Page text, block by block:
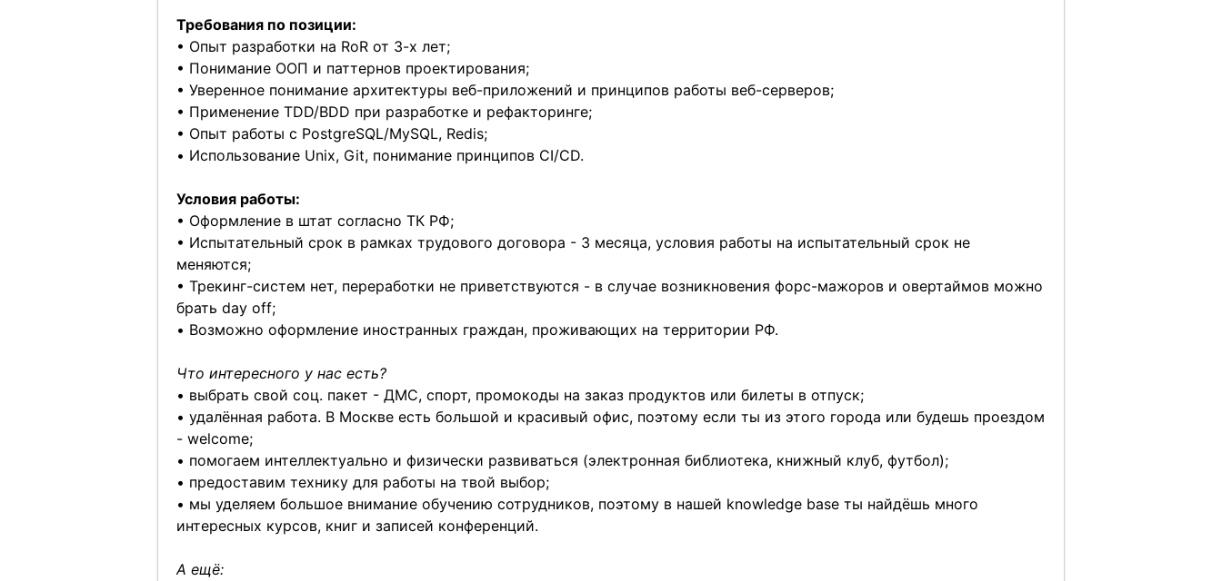
Требования по позиции:
• Опыт разработки на RoR от 3-х лет;
• Понимание ООП и паттернов проектирования;
• Уверенное понимание архитектуры веб-приложений и принципов работы веб-серверов;
• Применение TDD/BDD при разработке и рефакторинге;
• Опыт работы с PostgreSQL/MySQL, Redis;
• Использование Unix, Git, понимание принципов CI/CD.
Условия работы:
• Оформление в штат согласно ТК РФ;
• Испытательный срок в рамках трудового договора - 3 месяца, условия работы на испытательный срок не
меняются;
• Трекинг-систем нет, переработки не приветствуются - в случае возникновения форс-мажоров и овертаймов можно
брать day off;
• Возможно оформление иностранных граждан, проживающих на территории РФ.
Что интересного у нас есть?
• выбрать свой соц. пакет - ДМС, спорт, промокоды на заказ продуктов или билеты в отпуск;
• удалённая работа. В Москве есть большой и красивый офис, поэтому если ты из этого города или будешь проездом
- welcome;
• помогаем интеллектуально и физически развиваться (электронная библиотека, книжный клуб, футбол);
• предоставим технику для работы на твой выбор;
• мы уделяем большое внимание обучению сотрудников, поэтому в нашей knowledge base ты найдёшь много
интересных курсов, книг и записей конференций.
А ещё: